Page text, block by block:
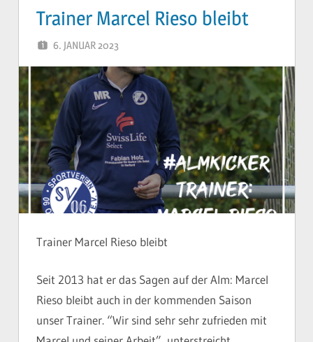
Trainer Marcel Rieso bleibt
6. JANUAR 2023
Trainer Marcel Rieso bleibt
Seit 2013 hat er das Sagen auf der Alm: Marcel
Rieso bleibt auch in der kommenden Saison
unser Trainer. “Wir sind sehr sehr zufrieden mit